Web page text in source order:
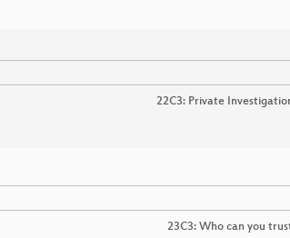
22C3: Private
23C3: Who can you